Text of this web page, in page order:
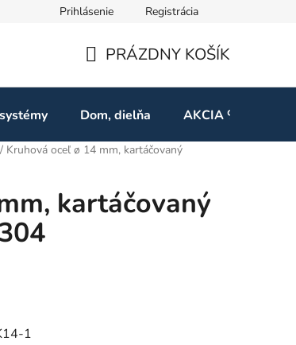
od zmluvy
Prihlásenie Registrácia
KOŠÍK
PRÁZDNY KOŠÍK
Dom, dielňa AKCIA %
/ Kruhová oceľ ø 14 mm, kartáčovaný
kartáčovaný
1